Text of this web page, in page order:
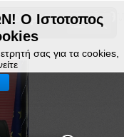
βάθμιας & Β
Ο Ιστοτοπος
σας για τα cookies,